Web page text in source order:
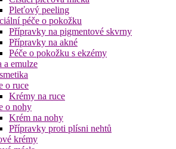
Pleťový peeling
péče o pokožku
Přípravky na pigmentové skvrny
Přípravky na akné
Péče o pokožku s ekzémy
a emulze
o ruce
Krémy na ruce
o nohy
Krém na nohy
Přípravky proti plísni nehtů
krémy